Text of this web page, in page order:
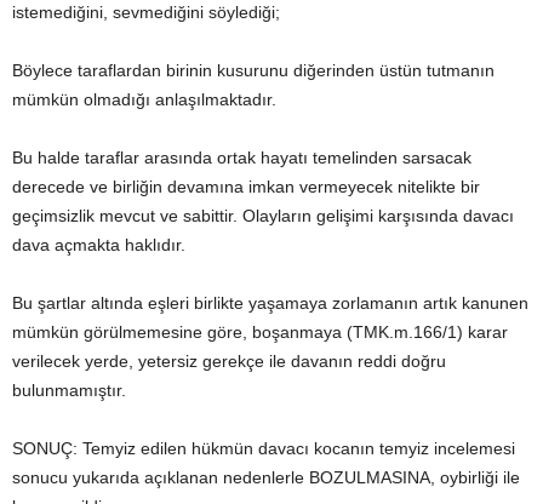
istemediğini, sevmediğini söylediği;
Böylece taraflardan birinin kusurunu diğerinden üstün tutmanın
mümkün olmadığı anlaşılmaktadır.
Bu halde taraflar arasında ortak hayatı temelinden sarsacak
derecede ve birliğin devamına imkan vermeyecek nitelikte bir
geçimsizlik mevcut ve sabittir. Olayların gelişimi karşısında davacı
dava açmakta haklıdır.
Bu şartlar altında eşleri birlikte yaşamaya zorlamanın artık kanunen
mümkün görülmemesine göre, boşanmaya (TMK.m.166/1) karar
verilecek yerde, yetersiz gerekçe ile davanın reddi doğru
bulunmamıştır.
SONUÇ: Temyiz edilen hükmün davacı kocanın temyiz incelemesi
sonucu yukarıda açıklanan nedenlerle BOZULMASINA, oybirliği ile